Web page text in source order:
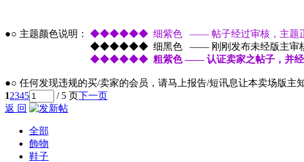
●○ 主题颜色说明：
◆◆◆◆◆◆ 细紫色 —— 帖子经过审核，主题
◆◆◆◆◆◆ 细黑色 —— 刚刚发布未经版主审
◆◆◆◆◆◆ 粗紫色 —— 认证卖家之帖子，并
●○ 任何发现违规的买/卖家的会员，请马上报告/短讯息让本卖场版主
12345 / 5 页下一页
返 回
全部
飾物
鞋子